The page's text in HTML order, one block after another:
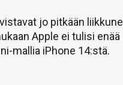
jo pitkään
Apple ei tulisi enää
mallia iPhone 14:stä.